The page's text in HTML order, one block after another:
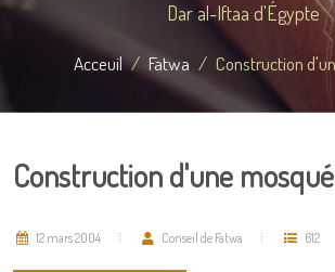
Dar al-Iftaa d'Égypte
Acceuil Fatwa Construction
Construction d'une
12 mars 2004 Conseil de Fatwa 612